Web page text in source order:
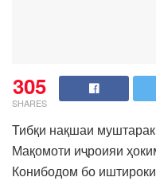
305
SHARES
Тибқи нақшаи
Мақомоти иҷроияи
Конибодом бо иштироки